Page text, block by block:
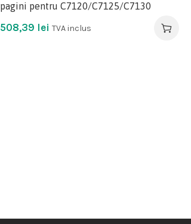
pagini pentru C7120/C7125/C7130
508,39 lei TVA inclus